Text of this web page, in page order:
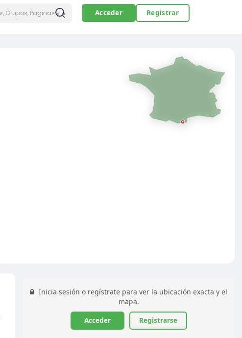
Acceder Registrar
Inicia sesión o regístrate para ver la ubicación exacta y el
mapa.
Acceder Registrarse